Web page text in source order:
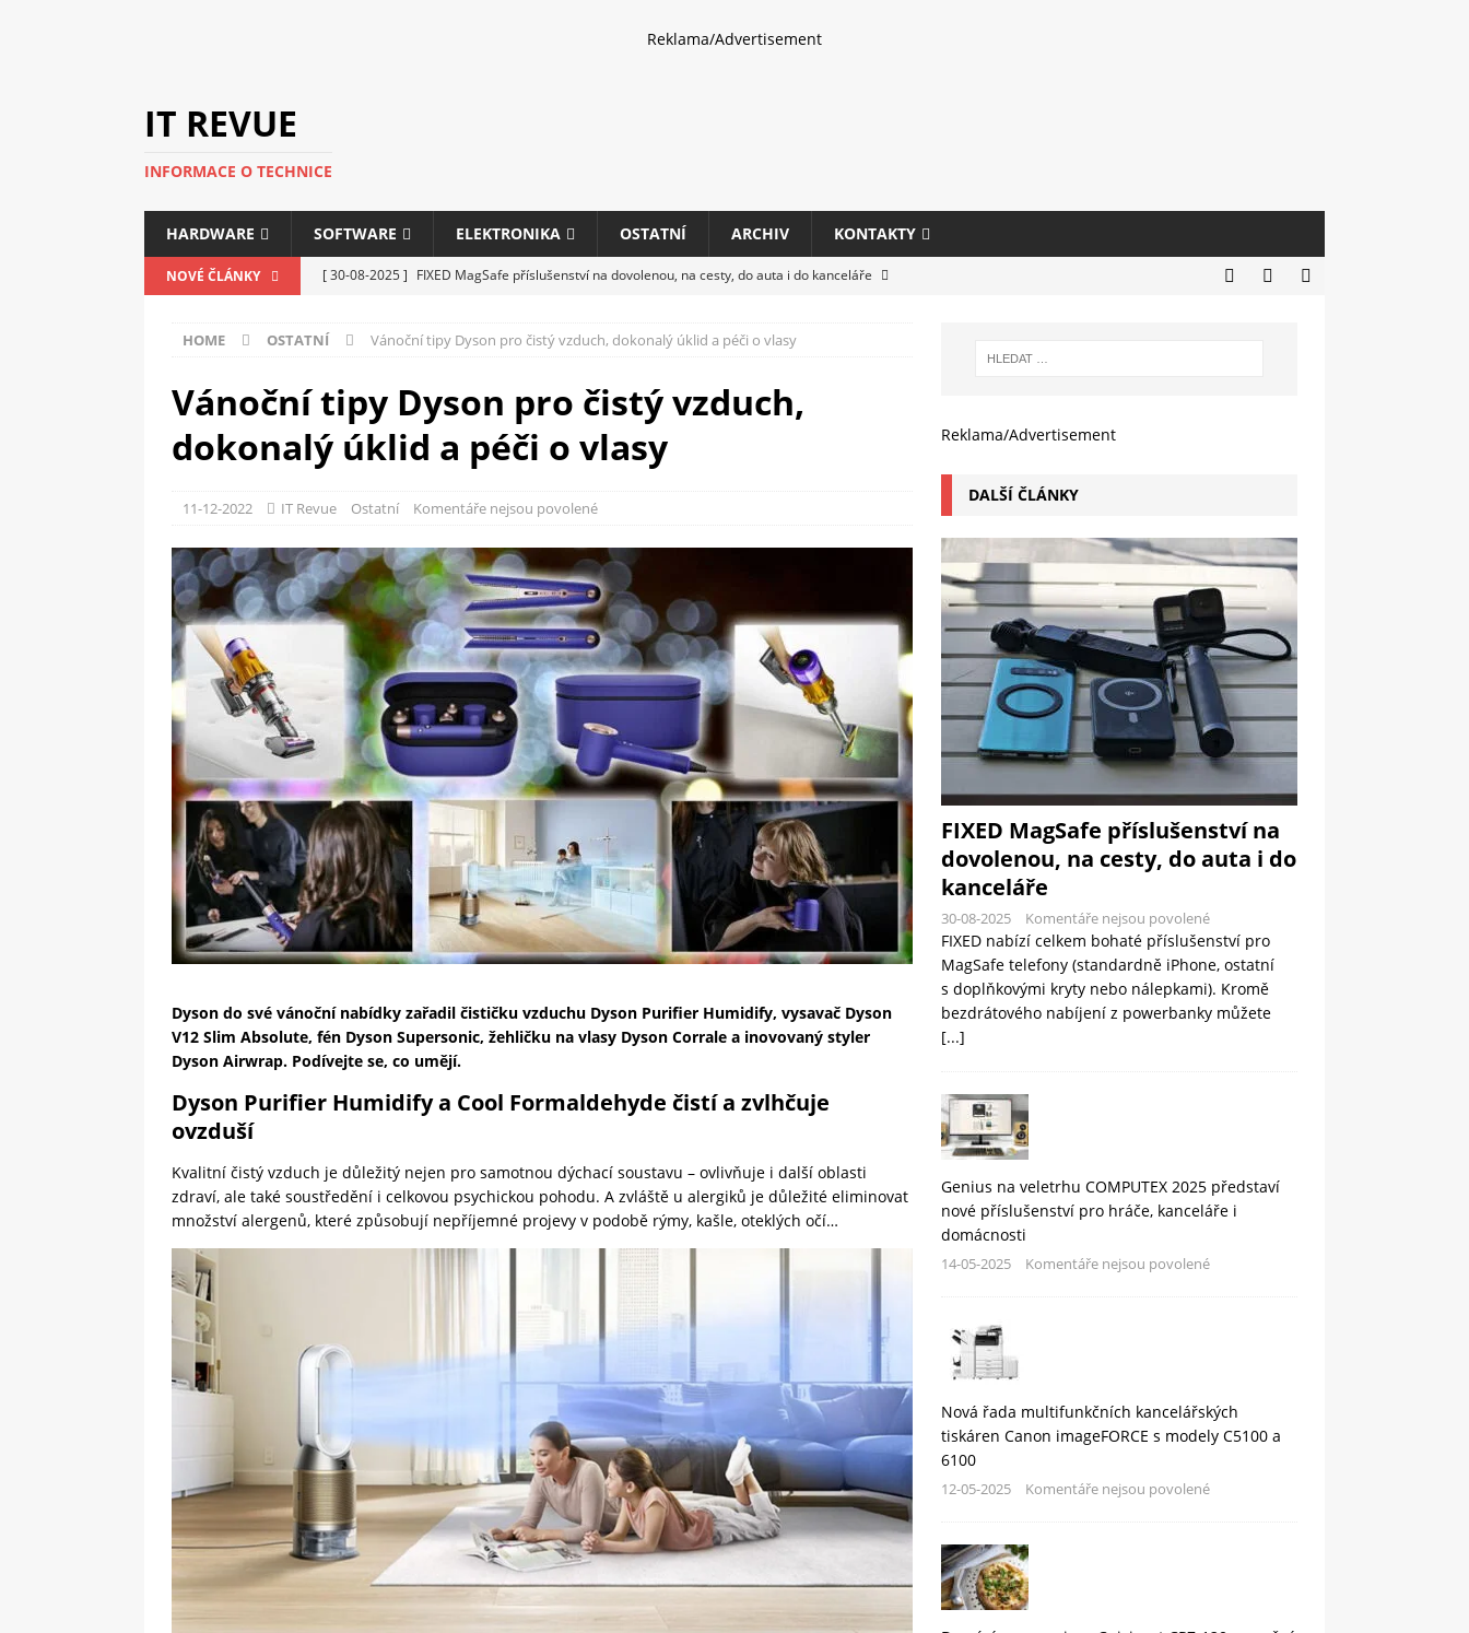
Reklama/Advertisement
IT REVUE
INFORMACE O TECHNICE
HARDWARE SOFTWARE ELEKTRONIKA OSTATNÍ ARCHIV KONTAKTY
NOVÉ ČLÁNKY [ 30-08-2025 ] FIXED MagSafe příslušenství na dovolenou, na cesty, do auta i do kanceláře
[ 14-05-2025 ] Genius na veletrhu COMPUTEX 2025 představí nové příslušenství pro hráče,
kanceláře i domácnosti
[ 12-05-2025 ]
Nová řada multifunkčních kancelářských tiskáren Canon imageFORCE s modely
C5100 a 6100
PERIFERIE
[ 06-05-2025 ]
Blockchain a růst krypto kasin: Co by měli vědět milovníci technologií
SOFTWARE
HOME OSTATNÍ Vánoční tipy Dyson pro čistý vzduch, dokonalý úklid a péči o vlasy
Vánoční tipy Dyson pro čistý vzduch,
dokonalý úklid a péči o vlasy
11-12-2022 IT Revue Ostatní Komentáře nejsou povolené
Dyson do své vánoční nabídky zařadil čističku vzduchu Dyson Purifier Humidify, vysavač Dyson
V12 Slim Absolute, fén Dyson Supersonic, žehličku na vlasy Dyson Corrale a inovovaný styler
Dyson Airwrap. Podívejte se, co umějí.
Dyson Purifier Humidify a Cool Formaldehyde čistí a zvlhčuje
ovzduší
Kvalitní čistý vzduch je důležitý nejen pro samotnou dýchací soustavu – ovlivňuje i další oblasti
zdraví, ale také soustředění i celkovou psychickou pohodu. A zvláště u alergiků je důležité eliminovat
množství alergenů, které způsobují nepříjemné projevy v podobě rýmy, kašle, oteklých očí…
Reklama/Advertisement
DALŠÍ ČLÁNKY
FIXED MagSafe příslušenství na
dovolenou, na cesty, do auta i do
kanceláře
30-08-2025 Komentáře nejsou povolené
FIXED nabízí celkem bohaté příslušenství pro
MagSafe telefony (standardně iPhone, ostatní
s doplňkovými kryty nebo nálepkami). Kromě
bezdrátového nabíjení z powerbanky můžete
[...]
Genius na veletrhu COMPUTEX 2025 představí
nové příslušenství pro hráče, kanceláře i
domácnosti
14-05-2025 Komentáře nejsou povolené
Nová řada multifunkčních kancelářských
tiskáren Canon imageFORCE s modely C5100 a
6100
12-05-2025 Komentáře nejsou povolené